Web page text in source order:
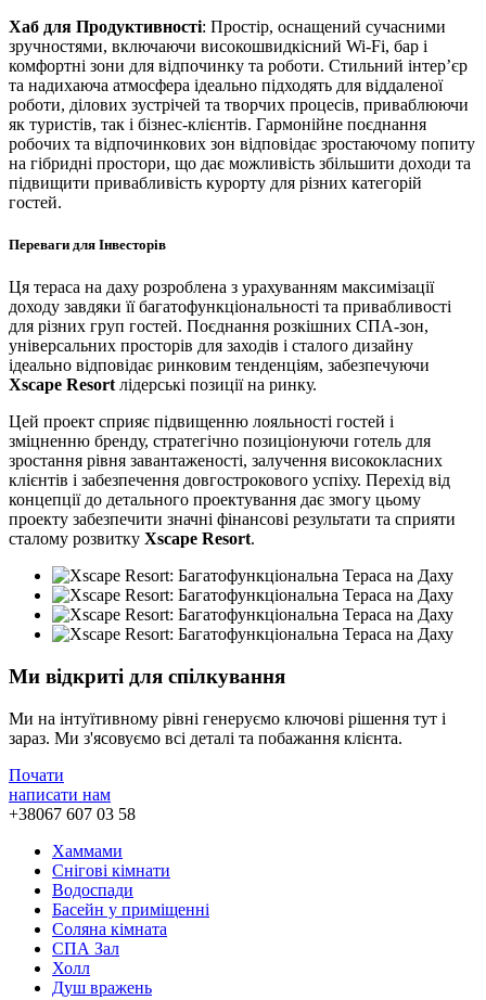
Хаб для Продуктивності: Простір, оснащений сучасними
зручностями, включаючи високошвидкісний Wi-Fi, бар і
комфортні зони для відпочинку та роботи. Стильний інтер’єр
та надихаюча атмосфера ідеально підходять для віддаленої
роботи, ділових зустрічей та творчих процесів, приваблюючи
як туристів, так і бізнес-клієнтів. Гармонійне поєднання
робочих та відпочинкових зон відповідає зростаючому попиту
на гібридні простори, що дає можливість збільшити доходи та
підвищити привабливість курорту для різних категорій
гостей.
Переваги для Інвесторів
Ця тераса на даху розроблена з урахуванням максимізації
доходу завдяки її багатофункціональності та привабливості
для різних груп гостей. Поєднання розкішних СПА-зон,
універсальних просторів для заходів і сталого дизайну
ідеально відповідає ринковим тенденціям, забезпечуючи
Xscape Resort лідерські позиції на ринку.
Цей проект сприяє підвищенню лояльності гостей і
зміцненню бренду, стратегічно позиціонуючи готель для
зростання рівня завантаженості, залучення висококласних
клієнтів і забезпечення довгострокового успіху. Перехід від
концепції до детального проектування дає змогу цьому
проекту забезпечити значні фінансові результати та сприяти
сталому розвитку Xscape Resort.
Ми відкриті для спілкування
Ми на інтуїтивному рівні генеруємо ключові рішення тут і
зараз. Ми з'ясовуємо всі деталі та побажання клієнта.
Почати
написати нам
+38067 607 03 58
Хаммами
Снігові кімнати
Водоспади
Басейн у приміщенні
Соляна кімната
СПА Зал
Холл
Душ вражень